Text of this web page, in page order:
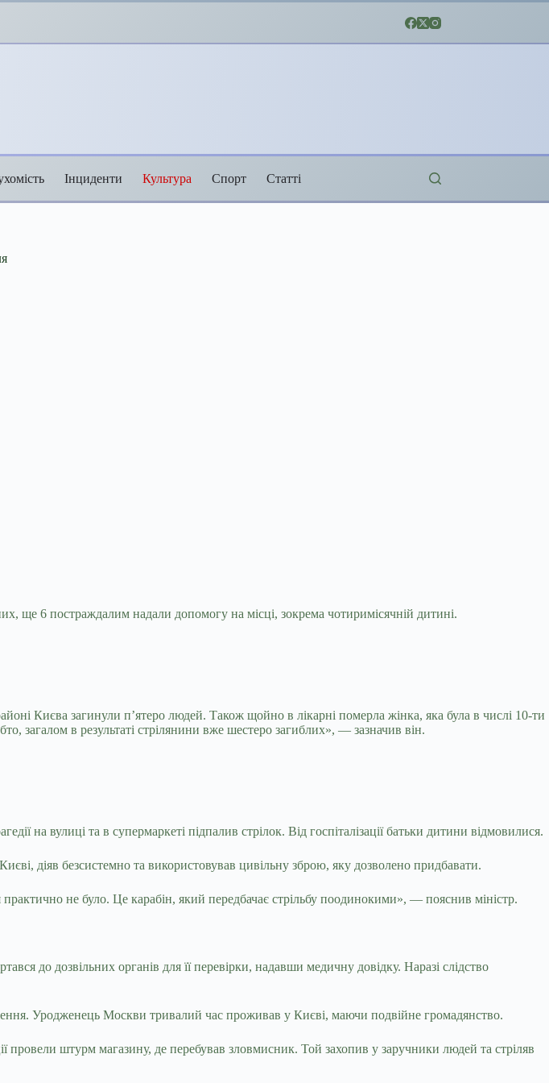
Інциденти Культура Спорт Статті
ще 6 постраждалим надали допомогу на місці, зокрема чотиримісячній дитині.
Києва загинули пʼятеро людей. Також щойно в лікарні померла жінка, яка була в числі 10-ти
загалом в результаті стрілянини вже шестеро загиблих», — зазначив він.
на вулиці та в супермаркеті підпалив стрілок. Від госпіталізації батьки дитини відмовилися.
діяв безсистемно та використовував цивільну зброю, яку дозволено придбавати.
не було. Це карабін, який передбачає стрільбу поодинокими», — пояснив міністр.
до дозвільних органів для її перевірки, надавши медичну довідку. Наразі слідство
Уродженець Москви тривалий час проживав у Києві, маючи подвійне громадянство.
штурм магазину, де перебував зловмисник. Той захопив у заручники людей та стріляв